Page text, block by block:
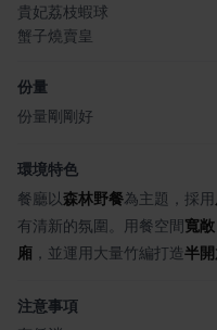
貴妃荔枝蝦球
蟹子燒賣皇
份量
份量剛剛好
環境特色
餐廳以森林野餐為主題，採用
有清新的氛圍。用餐空間寬敞
廂 ，並運用大量竹編打造半
注意事項